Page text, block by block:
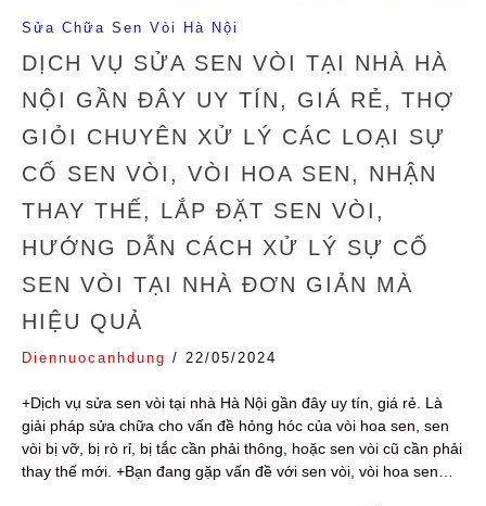
Sửa Chữa Sen Vòi Hà Nội
DỊCH VỤ SỬA SEN VÒI TẠI NHÀ HÀ
NỘI GẦN ĐÂY UY TÍN, GIÁ RẺ, THỢ
GIỎI CHUYÊN XỬ LÝ CÁC LOẠI SỰ
CỐ SEN VÒI, VÒI HOA SEN, NHẬN
THAY THẾ, LẮP ĐẶT SEN VÒI,
HƯỚNG DẪN CÁCH XỬ LÝ SỰ CỐ
SEN VÒI TẠI NHÀ ĐƠN GIẢN MÀ
HIỆU QUẢ
Diennuocanhdung / 22/05/2024
+Dịch vụ sửa sen vòi tại nhà Hà Nội gần đây uy tín, giá rẻ. Là
giải pháp sửa chữa cho vấn đề hỏng hóc của vòi hoa sen, sen
vòi bị vỡ, bị rò rỉ, bị tắc cần phải thông, hoặc sen vòi cũ cần phải
thay thế mới. +Bạn đang gặp vấn đề với sen vòi, vòi hoa sen…